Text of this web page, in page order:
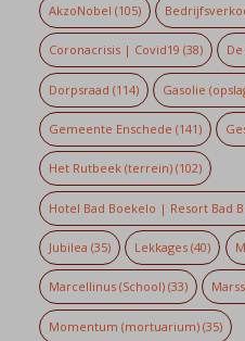
AkzoNobel (105)
Coronacrisis | Covid19 (38)
Dorpsraad (114) Gasolie
Gemeente Enschede (141)
Het Rutbeek (terrein)(102)
Hotel Bad Boekelo | Resort Bad
Jubilea (35) Lekkages (40)
Marcellinus (School)(33)
Momentum (mortuarium)(35)